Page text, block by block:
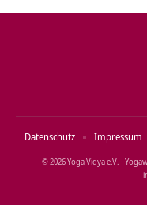
© 2026 Yoga Vidya e.V. ·
Datenschutz Impressum